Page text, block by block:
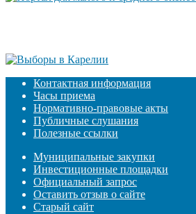
Контактная информация
Часы приема
Нормативно-правовые акты
Публичные слушания
Полезные ссылки
Муниципальные закупки
Инвестиционные площадки
Официальный запрос
Оставить отзыв о сайте
Старый сайт